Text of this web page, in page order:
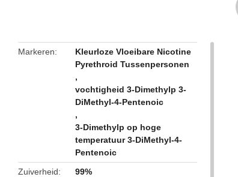
Markeren
Kleurloze Vloeibare Nicotine
Pyrethroid Tussenpersonen
,
vochtigheid 3-Dimethylp 3-
DiMethyl-4-Pentenoic
,
3-Dimethylp op hoge
temperatuur 3-DiMethyl-4-
Pentenoic
Zuiverheid
99%